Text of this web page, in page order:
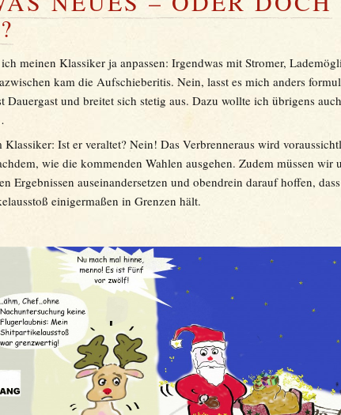
meinen Klassiker ja anpassen: Irgendwas mit Stromer,
kam die Aufschieberitis. Nein, lasst es mich anders
Dauergast und breitet sich stetig aus. Dazu wollte ich übrigens
Ist er veraltet? Nein! Das Verbrenneraus wird
wie die kommenden Wahlen ausgehen. Zudem müssen wir
Ergebnissen auseinandersetzen und obendrein darauf hoffen,
einigermaßen in Grenzen hält.